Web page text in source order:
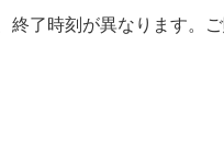
了時刻が異なります。